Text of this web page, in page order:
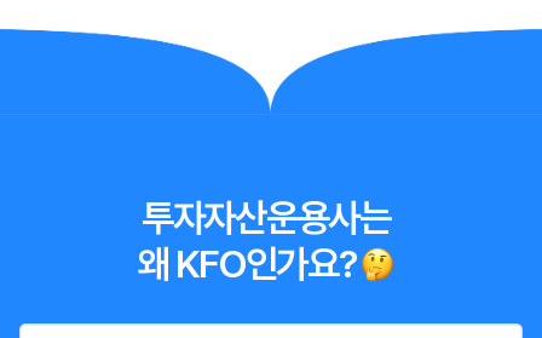
투자자산운용사는
왜 KFO인가요?